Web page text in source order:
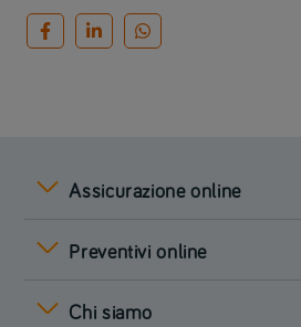
Assicurazione online
Preventivi online
Chi siamo